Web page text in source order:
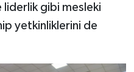
gibi mesleki
yetkinliklerini de